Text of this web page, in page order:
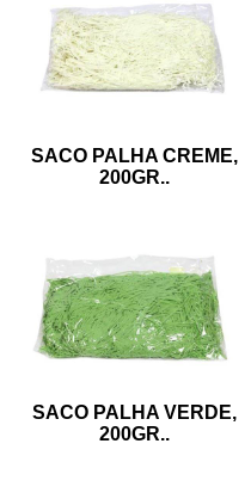
SACO PALHA CREME,
200GR..
SACO PALHA VERDE,
200GR..